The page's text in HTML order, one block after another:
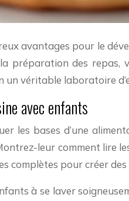
avantages pour le
préparation des
véritable laboratoire
avec enfants
les bases d’une
leur comment lire
complètes pour créer
à se laver